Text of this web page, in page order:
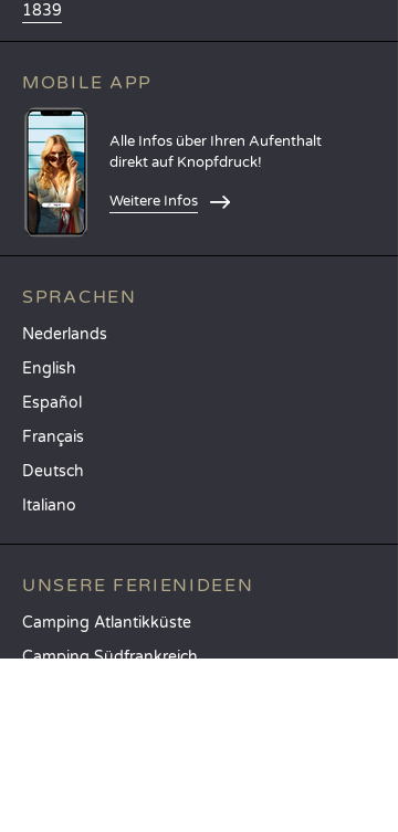
1839
MOBILE APP
Alle Infos über Ihren Aufenthalt
direkt auf Knopfdruck!
Weitere Infos
SPRACHEN
Nederlands
English
Español
Français
Deutsch
Italiano
UNSERE FERIENIDEEN
Camping Atlantikküste
Camping Südfrankreich